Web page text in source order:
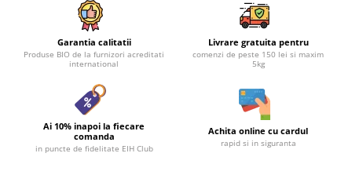
Garantia calitatii
Produse BIO de la furnizori acreditati
international
Livrare gratuita pentru
comenzi de peste 150 lei si maxim
5kg
Ai 10% inapoi la fiecare
comanda
in puncte de fidelitate EIH Club
Achita online cu cardul
rapid si in siguranta